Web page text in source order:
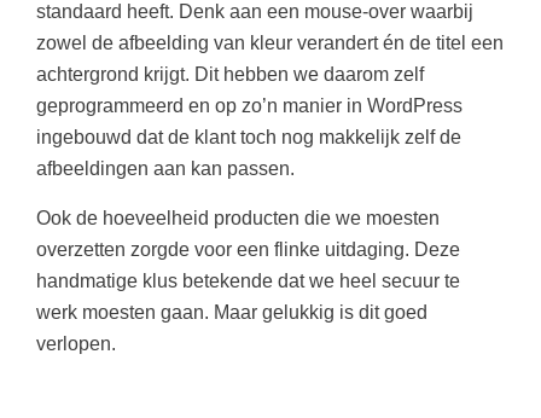
standaard heeft. Denk aan een mouse-over waarbij
zowel de afbeelding van kleur verandert én de titel een
achtergrond krijgt. Dit hebben we daarom zelf
geprogrammeerd en op zo’n manier in WordPress
ingebouwd dat de klant toch nog makkelijk zelf de
afbeeldingen aan kan passen.
Ook de hoeveelheid producten die we moesten
overzetten zorgde voor een flinke uitdaging. Deze
handmatige klus betekende dat we heel secuur te
werk moesten gaan. Maar gelukkig is dit goed
verlopen.